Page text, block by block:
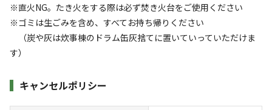
※直火NG。たき火をする際は必ず焚き火台をご使用ください
※ゴミは生ごみを含め、すべてお持ち帰りください
（炭や灰は炊事棟のドラム缶灰捨てに置いていっていただけま
す）
キャンセルポリシー
キャンプ場からのお知らせ
2026.5.6更新
たき火などが禁止されますのでご注意ください。詳しくは公